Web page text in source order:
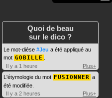
Quoi de beau
sur le dico ?
Le mot-dièse #Jeu a été appliqué au
mot GOBILLE
Il y a 1 heure
Plus+
L'étymologie du mot FUSIONNER a
été modifiée.
Il y a 2 heures
Plus+